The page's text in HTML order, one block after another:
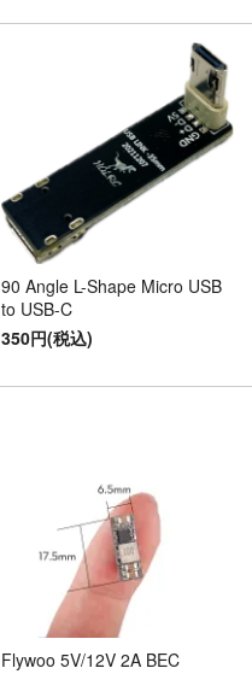
90 Angle L-Shape Micro USB
to USB-C
350円(税込)
Flywoo 5V/12V 2A BEC